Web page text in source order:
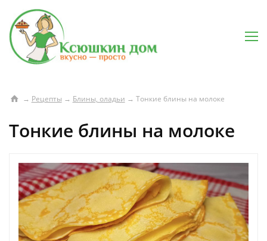
→ Рецепты → Блины, оладьи → Тонкие блины на молоке
Тонкие блины на молоке